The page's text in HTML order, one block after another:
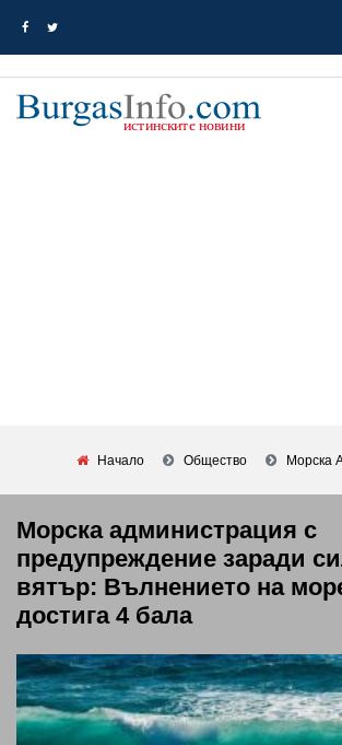
Начало Общество Морска
Морска администрация с
предупреждение заради
вятър: Вълнението на
достига 4 бала